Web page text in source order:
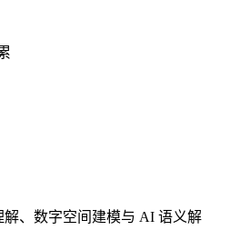
、数字空间建模与 AI 语义解